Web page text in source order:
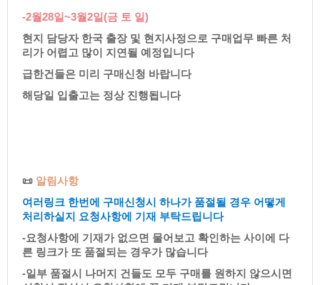
-2월28일~3월2일(금토일)
현지담당자한국출장및현지사정으로구매업무빠른처
리가어렵고많이지연될예정입니다
급한건들은미리구매신청바랍니다
해당일입출고는정상진행됩니다
📜 알림사항
여러링크한번에구매신청시하나가품절될경우어떻게
처리하실지요청사항에기재부탁드립니다
-요청사항에기재가없으면물어보고확인하는사이에다
른링크가또품절되는경우가많습니다
-일부품절시나머지건들도모두구매를원하지않으시면